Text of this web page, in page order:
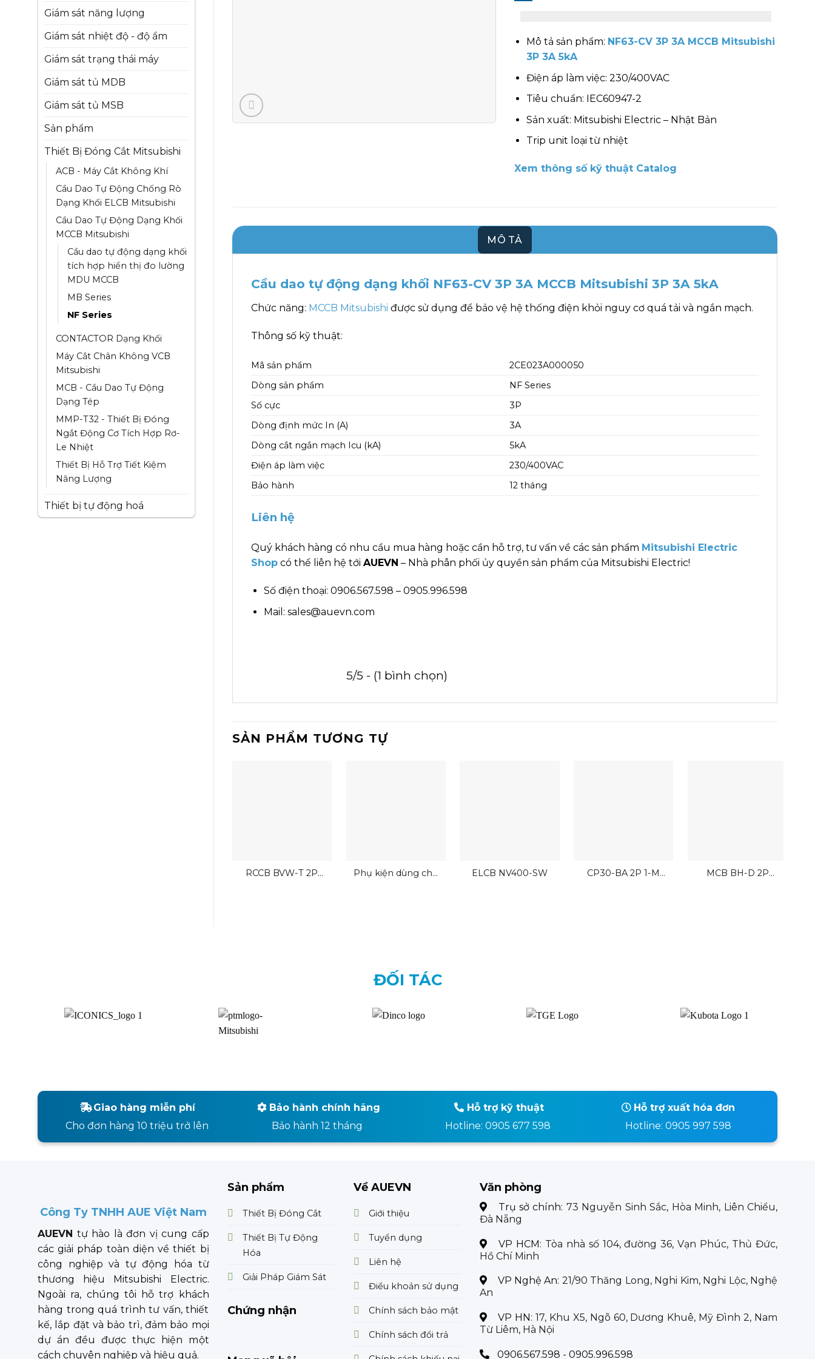
Giám sát năng lượng
Giám sát nhiệt độ - độ ẩm
Giám sát trạng thái máy
Giám sát tủ MDB
Giám sát tủ MSB
Sản phẩm
Thiết Bị Đóng Cắt Mitsubishi
ACB - Máy Cắt Không Khí
Cầu Dao Tự Động Chống Rò
Dạng Khối ELCB Mitsubishi
Cầu Dao Tự Động Dạng Khối
MCCB Mitsubishi
Cầu dao tự động dạng khối
tích hợp hiển thị đo lường
MDU MCCB
MB Series
NF Series
CONTACTOR Dạng Khối
Máy Cắt Chân Không VCB
Mitsubishi
MCB - Cầu Dao Tự Động
Dạng Tép
MMP-T32 - Thiết Bị Đóng
Ngắt Động Cơ Tích Hợp Rơ-
Le Nhiệt
Thiết Bị Hỗ Trợ Tiết Kiệm
Năng Lượng
Thiết bị tự động hoá
Mô tả sản phẩm: NF63-CV 3P 3A MCCB Mitsubishi
3P 3A 5kA
Điện áp làm việc: 230/400VAC
Tiêu chuẩn: IEC60947-2
Sản xuất: Mitsubishi Electric – Nhật Bản
Trip unit loại từ nhiệt
Xem thông số kỹ thuật Catalog
MÔ TẢ
Cầu dao tự động dạng khối NF63-CV 3P 3A MCCB Mitsubishi 3P 3A 5kA
Chức năng: MCCB Mitsubishi được sử dụng để bảo vệ hệ thống điện khỏi nguy cơ quá tải và ngắn mạch.
Thông số kỹ thuật:
Mã sản phẩm
2CE023A000050
Dòng sản phẩm
NF Series
Số cực
3P
Dòng định mức In (A)
3A
Dòng cắt ngắn mạch Icu (kA)
5kA
Điện áp làm việc
230/400VAC
Bảo hành
12 tháng
Liên hệ
Quý khách hàng có nhu cầu mua hàng hoặc cần hỗ trợ, tư vấn về các sản phẩm Mitsubishi Electric
Shop có thể liên hệ tới AUEVN – Nhà phân phối ủy quyền sản phẩm của Mitsubishi Electric!
Số điện thoại: 0906.567.598 – 0905.996.598
Mail: sales@auevn.com
5/5 - (1 bình chọn)
SẢN PHẨM TƯƠNG TỰ
RCCB BVW-T 2P
Phụ kiện dùng cho
ELCB NV400-SW
CP30-BA 2P 1-M
MCB BH-D 2P
ĐỐI TÁC
Giao hàng miễn phí
Cho đơn hàng 10 triệu trở lên
Bảo hành chính hãng
Bảo hành 12 tháng
Hỗ trợ kỹ thuật
Hotline: 0905 677 598
Hỗ trợ xuất hóa đơn
Hotline: 0905 997 598
Công Ty TNHH AUE Việt Nam
AUEVN tự hào là đơn vị cung cấp
các giải pháp toàn diện về thiết bị
công nghiệp và tự động hóa từ
thương hiệu Mitsubishi Electric.
Ngoài ra, chúng tôi hỗ trợ khách
hàng trong quá trình tư vấn, thiết
kế, lắp đặt và bảo trì, đảm bảo mọi
dự án đều được thực hiện một
cách chuyên nghiệp và hiệu quả.
Sản phẩm
Thiết Bị Đóng Cắt
Thiết Bị Tự Động
Hóa
Giải Pháp Giám Sát
Chứng nhận
Về AUEVN
Giới thiệu
Tuyển dụng
Liên hệ
Điều khoản sử dụng
Chính sách bảo mật
Chính sách đổi trả
Văn phòng
Trụ sở chính: 73 Nguyễn Sinh Sắc, Hòa Minh, Liên Chiểu,
Đà Nẵng
VP HCM: Tòa nhà số 104, đường 36, Vạn Phúc, Thủ Đức,
Hồ Chí Minh
VP Nghệ An: 21/90 Thăng Long, Nghi Kim, Nghi Lộc, Nghệ
An
VP HN: 17, Khu X5, Ngõ 60, Dương Khuê, Mỹ Đình 2, Nam
Từ Liêm, Hà Nội
0906.567.598 - 0905.996.598